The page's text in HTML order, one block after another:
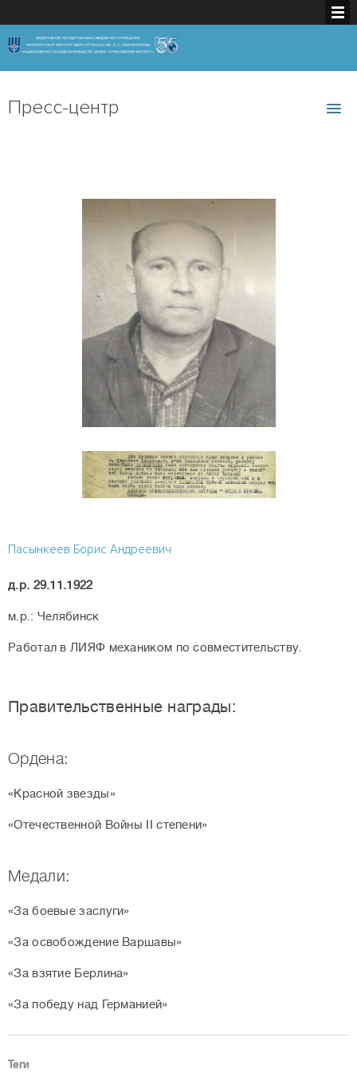
Пресс-центр
Пасынкеев Борис Андреевич
д.р. 29.11.1922
м.р.: Челябинск
Работал в ЛИЯФ механиком по совместительству.
Правительственные награды:
Ордена:
«Красной звезды»
«Отечественной Войны II степени»
Медали:
«За боевые заслуги»
«За освобождение Варшавы»
«За взятие Берлина»
«За победу над Германией»
Теги